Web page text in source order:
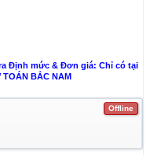
Định mức & Đơn giá: Chỉ có tại
TOÁN BẮC NAM
Offline